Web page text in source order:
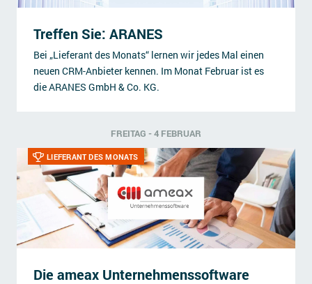
Treffen Sie: ARANES
Bei „Lieferant des Monats“ lernen wir jedes Mal einen
neuen CRM-Anbieter kennen. Im Monat Februar ist es
die ARANES GmbH & Co. KG.
FREITAG - 4 FEBRUAR
LIEFERANT DES MONATS
Die ameax Unternehmenssoftware